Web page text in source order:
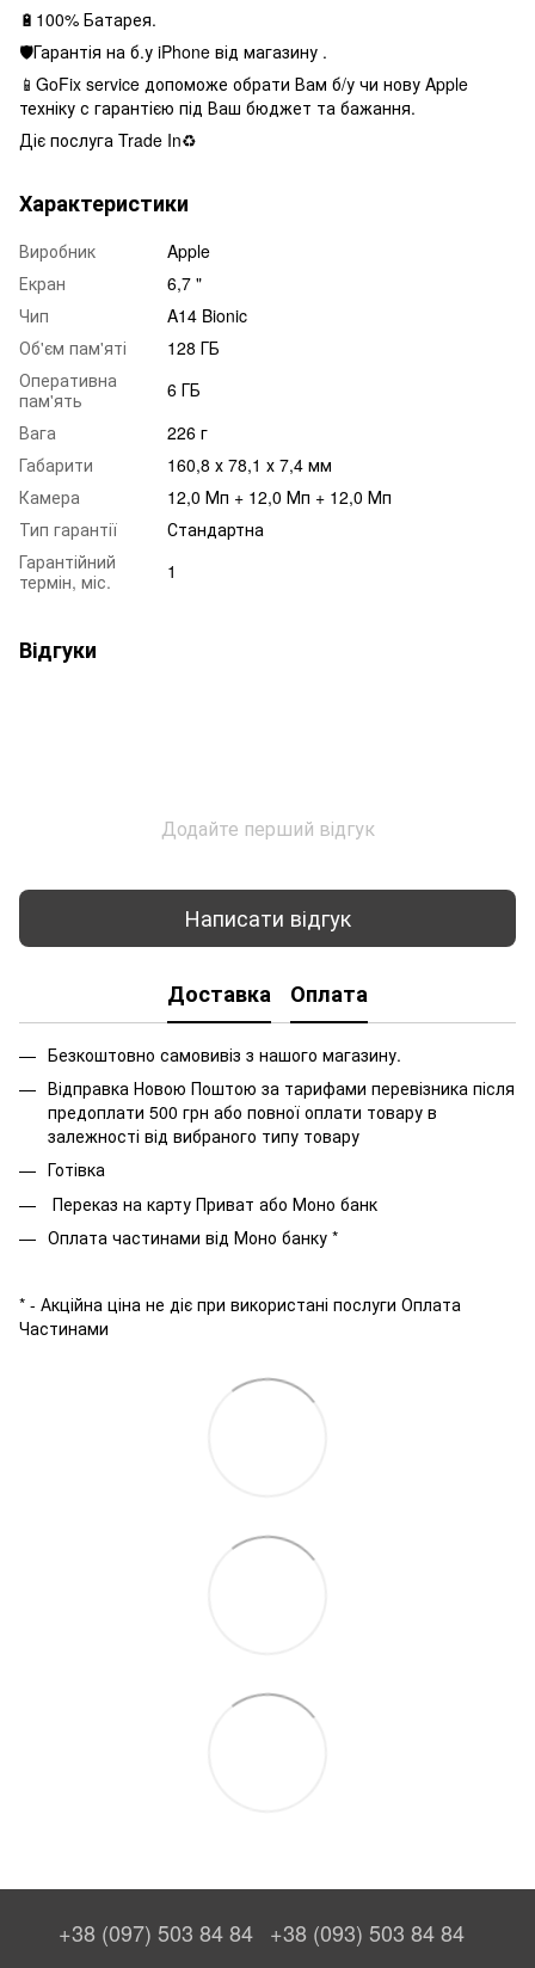
🔋100% Батарея.
🛡Гарантія на б.у iPhone від магазину .
📱GoFix service допоможе обрати Вам б/у чи нову Apple
техніку с гарантією під Ваш бюджет та бажання.
Діє послуга Trade In♻️
Характеристики
Виробник
Apple
Екран
6,7 "
Чип
A14 Bionic
Об'єм пам'яті
128 ГБ
Оперативна
пам'ять
6 ГБ
Вага
226 г
Габарити
160,8 х 78,1 х 7,4 мм
Камера
12,0 Мп + 12,0 Мп + 12,0 Мп
Тип гарантії
Стандартна
Гарантійний
термін, міс.
1
Відгуки
Додайте перший відгук
Написати відгук
Доставка Оплата
Безкоштовно самовивіз з нашого магазину.
Відправка Новою Поштою за тарифами перевізника після
предоплати 500 грн або повної оплати товару в
залежності від вибраного типу товару
Готівка
Переказ на карту Приват або Моно банк
Оплата частинами від Моно банку *
* - Акційна ціна не діє при використані послуги Оплата
Частинами
+38 (097) 503 84 84 +38 (093) 503 84 84